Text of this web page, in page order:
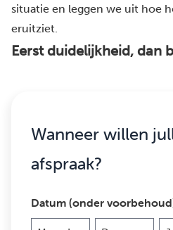
situatie en leggen we uit hoe
eruitziet.
Eerst duidelijkheid, dan
Wanneer willen
afspraak?
Datum (onder